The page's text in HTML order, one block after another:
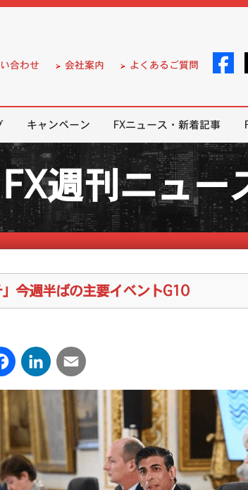
合わせ 会社案内 よくあるご質問
キャンペーン FXニュース・新着記事
FX週刊ニュー
」今週半ばの主要イベントG10
LinkedInEmail